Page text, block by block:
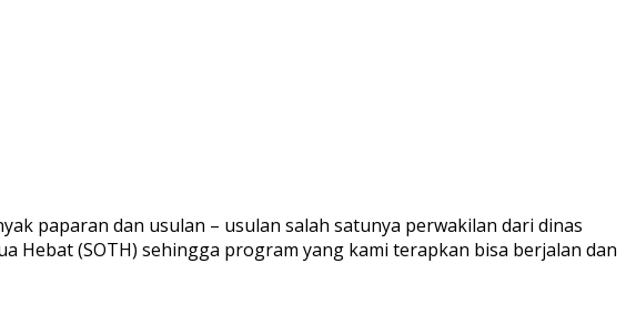
paparan dan usulan – usulan salah satunya perwakilan dari dinas
Hebat (SOTH) sehingga program yang kami terapkan bisa berjalan dan